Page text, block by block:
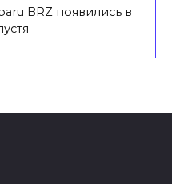
BRZ появились в